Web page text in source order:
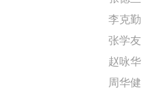
李克勤
张学友
赵咏华
周华健